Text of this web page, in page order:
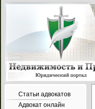
Статьи адвокатов
Адвокат онлайн